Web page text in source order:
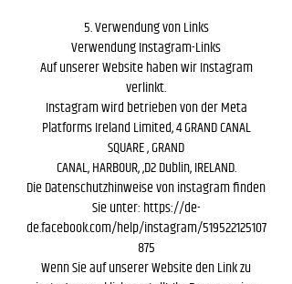
5. Verwendung von Links
Verwendung Instagram-Links
Auf unserer Website haben wir Instagram
verlinkt.
Instagram wird betrieben von der Meta
Platforms Ireland Limited, 4 GRAND CANAL
SQUARE , GRAND
CANAL, HARBOUR, ,D2 Dublin, IRELAND.
Die Datenschutzhinweise von instagram finden
Sie unter: https://de-
de.facebook.com/help/instagram/519522125107
875
Wenn Sie auf unserer Website den Link zu